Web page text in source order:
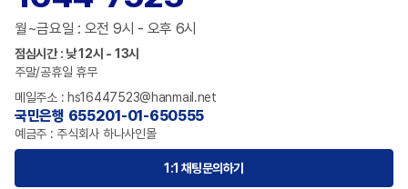
월~금요일 : 오전 9시 - 오후 6시
점심시간 : 낮 12시 - 13시
주말/공휴일 휴무
메일주소 : hs16447523@hanmail.net
국민은행 655201-01-650555
예금주 : 주식회사 하나사인몰
1:1 채팅문의하기